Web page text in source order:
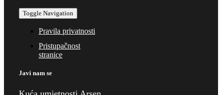
Toggle Navigation
Pravila privatnosti
Pristupačnost
stranice
Javi nam se